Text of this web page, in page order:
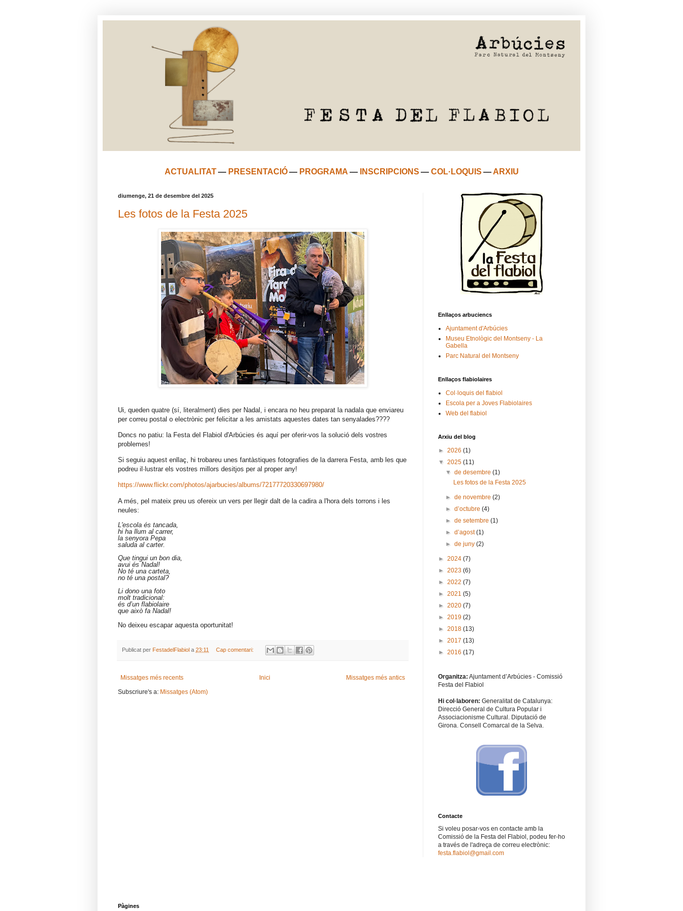
ACTUALITAT — PRESENTACIÓ — PROGRAMA — INSCRIPCIONS — COL·LOQUIS —ARXIU
diumenge, 21 de desembre del 2025
Les fotos de la Festa 2025
Ui, queden quatre (sí, literalment) dies per Nadal, i encara no heu preparat la nadala que enviareu
per correu postal o electrònic per felicitar a les amistats aquestes dates tan senyalades????
Doncs no patiu: la Festa del Flabiol d'Arbúcies és aquí per oferir-vos la solució dels vostres
problemes!
Si seguiu aquest enllaç, hi trobareu unes fantàstiques fotografies de la darrera Festa, amb les que
podreu il·lustrar els vostres millors desitjos per al proper any!
https://www.flickr.com/photos/ajarbucies/albums/72177720330697980/
A més, pel mateix preu us ofereix un vers per llegir dalt de la cadira a l'hora dels torrons i les
neules:
L'escola és tancada,
hi ha llum al carrer,
la senyora Pepa
saluda al carter.
Que tingui un bon dia,
avui és Nadal!
No té una carteta,
no té una postal?
Li dono una foto
molt tradicional:
és d’un flabiolaire
que això fa Nadal!
No deixeu escapar aquesta oportunitat!
Publicat per FestadelFlabiol a 23:11 Cap comentari:
Missatges més recents Missatges més antics
Inici
Subscriure's a: Missatges (Atom)
Enllaços arbuciencs
Ajuntament d'Arbúcies
Museu Etnològic del Montseny - La
Gabella
Parc Natural del Montseny
Enllaços flabiolaires
Col·loquis del flabiol
Escola per a Joves Flabiolaires
Web del flabiol
Arxiu del blog
► 2026 (1)
▼ 2025 (11)
▼de desembre(1)
Les fotos de la Festa 2025
►de novembre(2)
►d’octubre(4)
►de setembre(1)
►d’agost(1)
►de juny(2)
► 2024 (7)
► 2023 (6)
► 2022 (7)
► 2021 (5)
► 2020 (7)
► 2019 (2)
► 2018 (13)
► 2017 (13)
► 2016 (17)
Organitza: Ajuntament d’Arbúcies - Comissió
Festa del Flabiol
Hi col·laboren: Generalitat de Catalunya:
Direcció General de Cultura Popular i
Associacionisme Cultural. Diputació de
Girona. Consell Comarcal de la Selva.
Contacte
Si voleu posar-vos en contacte amb la
Comissió de la Festa del Flabiol, podeu fer-ho
a través de l'adreça de correu electrònic:
festa.flabiol@gmail.com
Pàgines